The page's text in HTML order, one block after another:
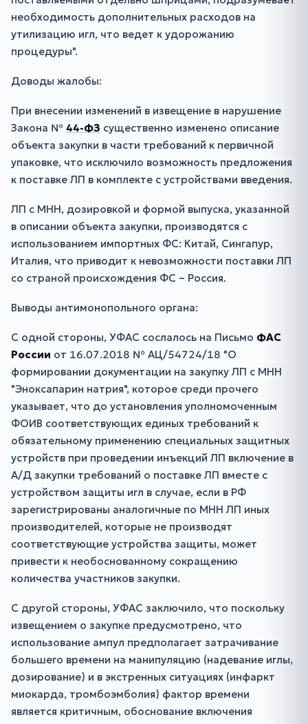
необходимость дополнительных расходов на
утилизацию игл, что ведет к удорожанию
процедуры".
Доводы жалобы:
При внесении изменений в извещение в нарушение
Закона № 44-ФЗ существенно изменено описание
объекта закупки в части требований к первичной
упаковке, что исключило возможность предложения
к поставке ЛП в комплекте с устройствами введения.
ЛП с МНН, дозировкой и формой выпуска, указанной
в описании объекта закупки, производятся с
использованием импортных ФС: Китай, Сингапур,
Италия, что приводит к невозможности поставки ЛП
со страной происхождения ФС – Россия.
Выводы антимонопольного органа:
С одной стороны, УФАС сослалось на Письмо ФАС
России от 16.07.2018 № АЦ/54724/18 "О
формировании документации на закупку ЛП с МНН
"Эноксапарин натрия", которое среди прочего
указывает, что до установления уполномоченным
ФОИВ соответствующих единых требований к
обязательному применению специальных защитных
устройств при проведении инъекций ЛП включение в
А/Д закупки требований о поставке ЛП вместе с
устройством защиты игл в случае, если в РФ
зарегистрированы аналогичные по МНН ЛП иных
производителей, которые не производят
соответствующие устройства защиты, может
привести к необоснованному сокращению
количества участников закупки.
С другой стороны, УФАС заключило, что поскольку
извещением о закупке предусмотрено, что
использование ампул предполагает затрачивание
большего времени на манипуляцию (надевание иглы,
дозирование) и в экстренных ситуациях (инфаркт
миокарда, тромбоэмболия) фактор времени
является критичным, обоснование включения